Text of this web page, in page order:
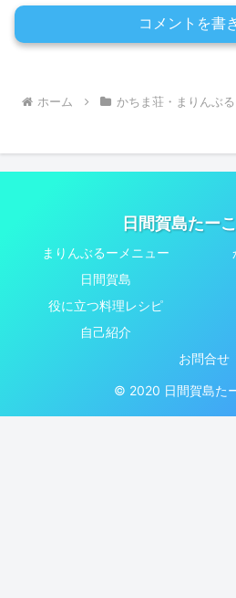
コメントを書
ホーム かちま荘・まりんぶ
日間賀島たー
まりんぶるーメニュー
日間賀島
役に立つ料理レシピ
自己紹介
お問合せ
© 2020 日間賀島た